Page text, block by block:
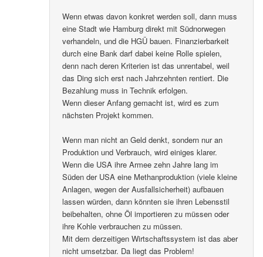
Wenn etwas davon konkret werden soll, dann muss
eine Stadt wie Hamburg direkt mit Südnorwegen
verhandeln, und die HGÜ bauen. Finanzierbarkeit
durch eine Bank darf dabei keine Rolle spielen,
denn nach deren Kriterien ist das unrentabel, weil
das Ding sich erst nach Jahrzehnten rentiert. Die
Bezahlung muss in Technik erfolgen.
Wenn dieser Anfang gemacht ist, wird es zum
nächsten Projekt kommen.
Wenn man nicht an Geld denkt, sondern nur an
Produktion und Verbrauch, wird einiges klarer.
Wenn die USA ihre Armee zehn Jahre lang im
Süden der USA eine Methanproduktion (viele kleine
Anlagen, wegen der Ausfallsicherheit) aufbauen
lassen würden, dann könnten sie ihren Lebensstil
beibehalten, ohne Öl importieren zu müssen oder
ihre Kohle verbrauchen zu müssen.
Mit dem derzeitigen Wirtschaftssystem ist das aber
nicht umsetzbar. Da liegt das Problem!